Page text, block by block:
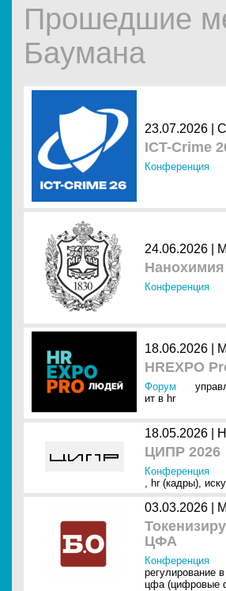
Прошедшие
Баумана
23.07.2026 |
ICT-Crime
Конференция
24.06.2026 |
Конференция
18.06.2026 |
HREXPO
Форум
ит в hr
18.05.2026 |
ЦИПР 2026
Конференция
, hr (кадры),
03.03.2026 |
ЦФА
Конференция
регулирование
цфа (цифровые